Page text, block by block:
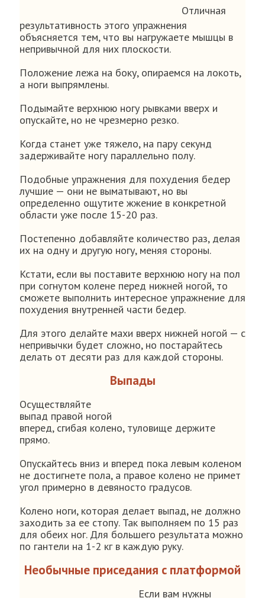
Отличная
результативность этого упражнения
объясняется тем, что вы нагружаете мышцы в
непривычной для них плоскости.
Положение лежа на боку, опираемся на локоть,
а ноги выпрямлены.
Подымайте верхнюю ногу рывками вверх и
опускайте, но не чрезмерно резко.
Когда станет уже тяжело, на пару секунд
задерживайте ногу параллельно полу.
Подобные упражнения для похудения бедер
лучшие — они не выматывают, но вы
определенно ощутите жжение в конкретной
области уже после 15-20 раз.
Постепенно добавляйте количество раз, делая
их на одну и другую ногу, меняя стороны.
Кстати, если вы поставите верхнюю ногу на пол
при согнутом колене перед нижней ногой, то
сможете выполнить интересное упражнение для
похудения внутренней части бедер.
Для этого делайте махи вверх нижней ногой — с
непривычки будет сложно, но постарайтесь
делать от десяти раз для каждой стороны.
Выпады
Осуществляйте
выпад правой ногой
вперед, сгибая колено, туловище держите
прямо.
Опускайтесь вниз и вперед пока левым коленом
не достигнете пола, а правое колено не примет
угол примерно в девяносто градусов.
Колено ноги, которая делает выпад, не должно
заходить за ее стопу. Так выполняем по 15 раз
для обеих ног. Для большего результата можно
по гантели на 1-2 кг в каждую руку.
Необычные приседания с платформой
Если вам нужны